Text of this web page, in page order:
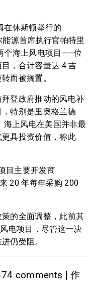
在休斯顿举行的
能源首席执行官帕特里
个海上风电项目——位
，合计容量达 4 吉
而被搁置。
登政府推动的风电补
特别是里奥格兰德
海上风电在美国并非最
具投资价值，称此
目主要开发商
20 年每年采购 200
的全面调整，此前其
电项目，尽管这一决
仍受阻。
comments | 作